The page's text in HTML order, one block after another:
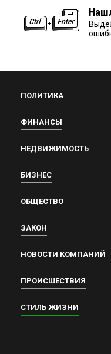
ПОЛИТИКА
ФИНАНСЫ
НЕДВИЖИМОСТЬ
БИЗНЕС
ОБЩЕСТВО
ЗАКОН
НОВОСТИ КОМПАНИЙ
ПРОИСШЕСТВИЯ
СТИЛЬ ЖИЗНИ